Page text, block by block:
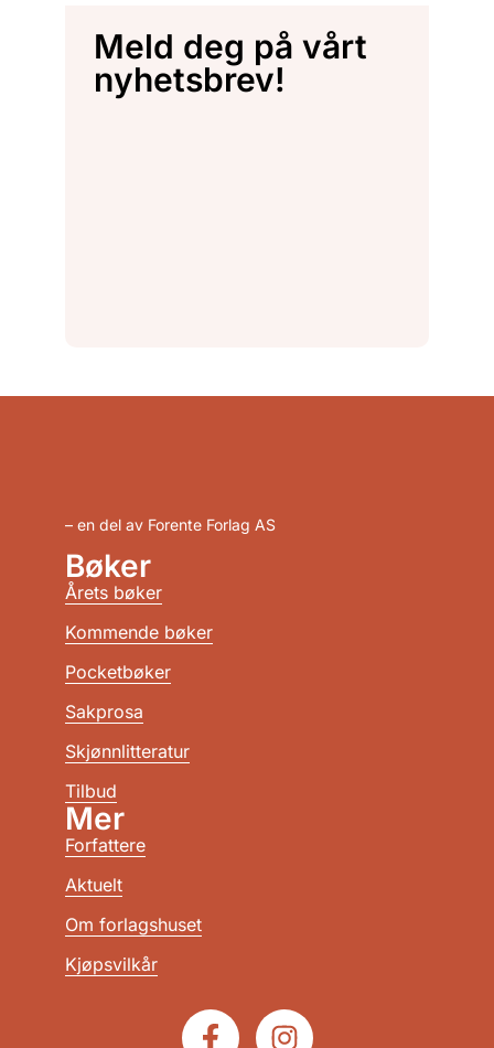
Meld deg på vårt
nyhetsbrev!
– en del av Forente Forlag AS
Bøker
Årets bøker
Kommende bøker
Pocketbøker
Sakprosa
Skjønnlitteratur
Tilbud
Mer
Forfattere
Aktuelt
Om forlagshuset
Kjøpsvilkår